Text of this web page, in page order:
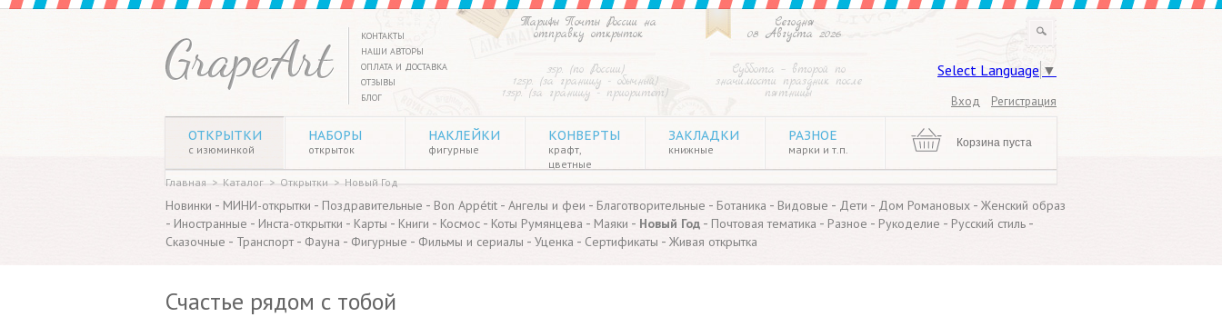
Select Language ▼
Сегодня
08 Августа 2026
Суббота – второй по
значимости праздник после
пятницы
Тарифы Почты России на
отправку открыток
35р. (по России)
125р. (за границу - обычный)
135р. (за границу - приоритет)
КОНТАКТЫ
НАШИ АВТОРЫ
ОПЛАТА И ДОСТАВКА
ОТЗЫВЫ
БЛОГ
Вход Регистрация
ОТКРЫТКИ
с изюминкой
НАБОРЫ
открыток
НАКЛЕЙКИ
фигурные
КОНВЕРТЫ
крафт,
цветные
ЗАКЛАДКИ
книжные
РАЗНОЕ
марки и т.п. Корзина пуста
Главная > Каталог > Открытки > Новый Год
Новинки - МИНИ-открытки - Поздравительные - Bon Appétit - Ангелы и феи - Благотворительные - Ботаника - Видовые - Дети - Дом Романовых - Женский образ
- Иностранные - Инста-открытки - Карты - Книги - Космос - Коты Румянцева - Маяки - Новый Год - Почтовая тематика - Разное - Рукоделие - Русский стиль -
Сказочные - Транспорт - Фауна - Фигурные - Фильмы и сериалы - Уценка - Сертификаты - Живая открытка
Счастье рядом с тобой